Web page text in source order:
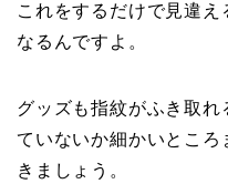
これをするだけで見違
なるんですよ。
グッズも指紋がふき取
ていないか細かいところ
きましょう。